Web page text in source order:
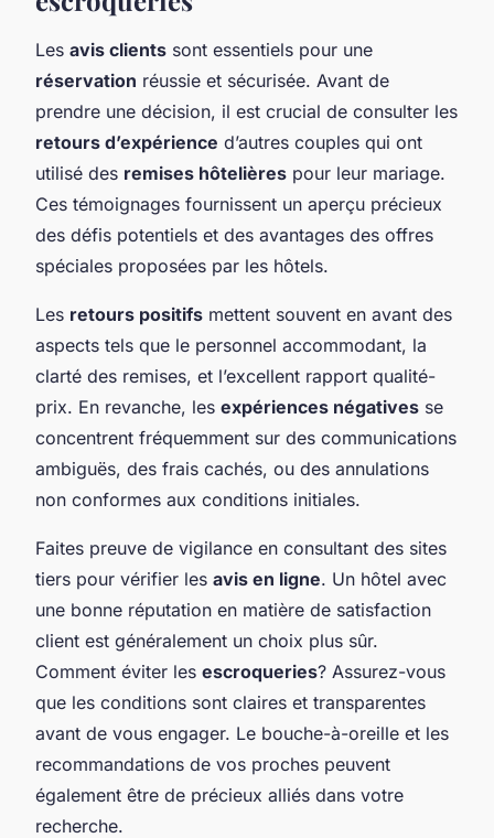
Les avis clients sont essentiels pour une
réservation réussie et sécurisée. Avant de
prendre une décision, il est crucial de consulter les
retours d’expérience d’autres couples qui ont
utilisé des remises hôtelières pour leur mariage.
Ces témoignages fournissent un aperçu précieux
des défis potentiels et des avantages des offres
spéciales proposées par les hôtels.
Les retours positifs mettent souvent en avant des
aspects tels que le personnel accommodant, la
clarté des remises, et l’excellent rapport qualité-
prix. En revanche, les expériences négatives se
concentrent fréquemment sur des communications
ambiguës, des frais cachés, ou des annulations
non conformes aux conditions initiales.
Faites preuve de vigilance en consultant des sites
tiers pour vérifier les avis en ligne. Un hôtel avec
une bonne réputation en matière de satisfaction
client est généralement un choix plus sûr.
Comment éviter les escroqueries? Assurez-vous
que les conditions sont claires et transparentes
avant de vous engager. Le bouche-à-oreille et les
recommandations de vos proches peuvent
également être de précieux alliés dans votre
recherche.